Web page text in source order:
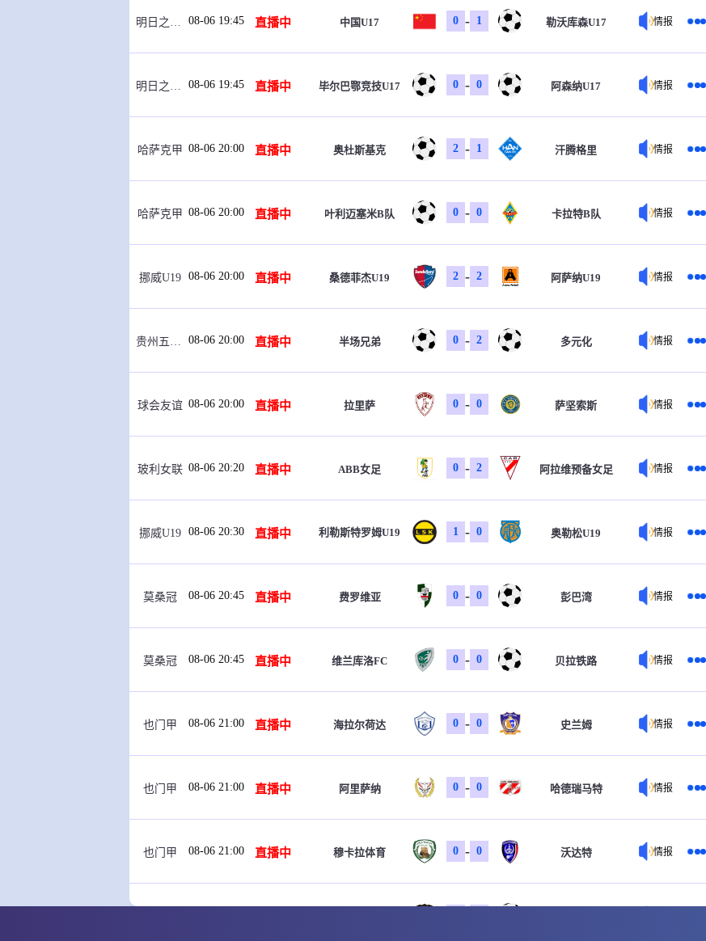
明日之星杯 08-06 19:45 直播中 中国U17 0 - 1 勒沃库森U17 情报
明日之星杯 08-06 19:45 直播中 毕尔巴鄂竞技U17 0 - 0 阿森纳U17 情报
哈萨克甲 08-06 20:00 直播中 奥杜斯基克 2 - 1 汗腾格里 情报
哈萨克甲 08-06 20:00 直播中 叶利迈塞米B队 0 - 0 卡拉特B队 情报
挪威U19 08-06 20:00 直播中 桑德菲杰U19 2 - 2 阿萨纳U19 情报
贵州五峰杯 08-06 20:00 直播中 半场兄弟 0 - 2 多元化 情报
球会友谊 08-06 20:00 直播中 拉里萨 0 - 0 萨坚索斯 情报
玻利女联 08-06 20:20 直播中 ABB女足 0 - 2 阿拉维预备女足 情报
挪威U19 08-06 20:30 直播中 利勒斯特罗姆U19 1 - 0 奥勒松U19 情报
莫桑冠 08-06 20:45 直播中 费罗维亚 0 - 0 彭巴湾 情报
莫桑冠 08-06 20:45 直播中 维兰库洛FC 0 - 0 贝拉铁路 情报
也门甲 08-06 21:00 直播中 海拉尔荷达 0 - 0 史兰姆 情报
也门甲 08-06 21:00 直播中 阿里萨纳 0 - 0 哈德瑞马特 情报
也门甲 08-06 21:00 直播中 穆卡拉体育 0 - 0 沃达特 情报